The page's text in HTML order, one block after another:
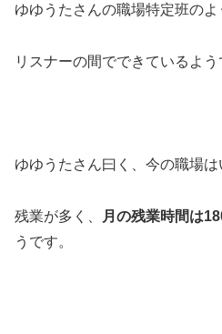
ゆゆうたさんの職場特定班のよ
リスナーの間でできているよう
ゆゆうたさん曰く、今の職場は
残業が多く、 月の残業時間は
うです。